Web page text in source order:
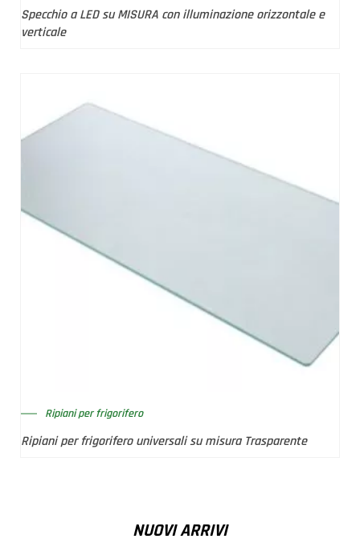
Specchio a LED su MISURA con illuminazione orizzontale e
verticale
Ripiani per frigorifero
Ripiani per frigorifero universali su misura Trasparente
NUOVI ARRIVI